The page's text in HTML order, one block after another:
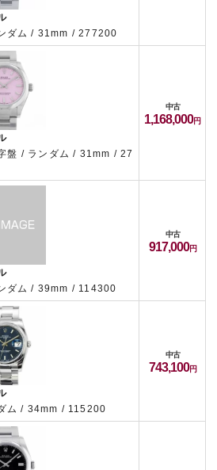
ダム / 31mm / 277200
盤 / ランダム / 31mm / 27
中古
1,168,000
ダム / 39mm / 114300
中古
917,000
ム / 34mm / 115200
中古
743,100